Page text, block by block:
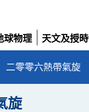
球物理
天文及授時
展
開
二零零六熱帶氣旋
旋